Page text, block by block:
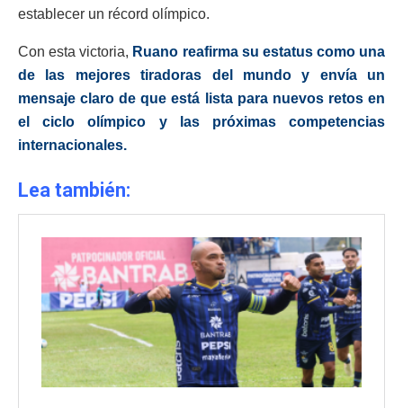
establecer un récord olímpico.
Con esta victoria, Ruano reafirma su estatus como una
de las mejores tiradoras del mundo y envía un
mensaje claro de que está lista para nuevos retos en
el ciclo olímpico y las próximas competencias
internacionales.
Lea también: